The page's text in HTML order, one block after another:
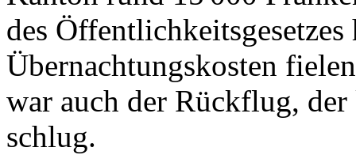
des
Übernachtungskosten
war auch der Rückflug,
schlug.